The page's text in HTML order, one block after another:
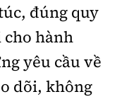
đúng quy
hành
yêu cầu về
dõi, không